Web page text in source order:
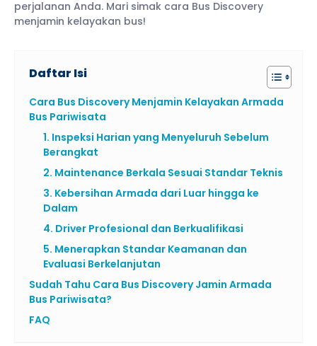
perjalanan Anda. Mari simak cara Bus Discovery
menjamin kelayakan bus!
Daftar Isi
Cara Bus Discovery Menjamin Kelayakan Armada
Bus Pariwisata
1. Inspeksi Harian yang Menyeluruh Sebelum
Berangkat
2. Maintenance Berkala Sesuai Standar Teknis
3. Kebersihan Armada dari Luar hingga ke
Dalam
4. Driver Profesional dan Berkualifikasi
5. Menerapkan Standar Keamanan dan
Evaluasi Berkelanjutan
Sudah Tahu Cara Bus Discovery Jamin Armada
Bus Pariwisata?
FAQ